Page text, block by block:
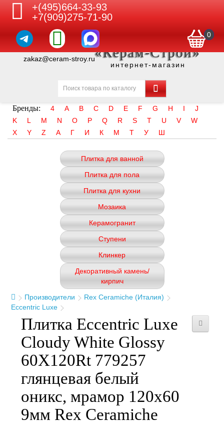
+(495)664-33-93
+7(909)275-71-90
0
zakaz@ceram-stroy.ru«Керам-Строй»
интернет-магазин
Бренды: 4 A B C D E F G H I
J
K
L M N O P Q R S T U V
W
X
Y Z А Г И К М Т У Ш
Плитка для ванной
Плитка для пола
Плитка для кухни
Мозаика
Керамогранит
Ступени
Клинкер
Декоративный камень/
кирпич
Производители
Rex Ceramiche (Италия)
Eccentric Luxe
Плитка Eccentric Luxe
Cloudy White Glossy
60X120Rt 779257
глянцевая белый
оникс, мрамор 120x60
9мм Rex Ceramiche